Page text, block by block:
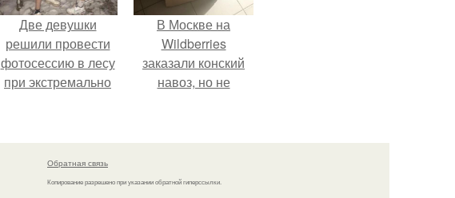
Две девушки
решили провести
фотосессию в лесу
при экстремально
достигавших - 35
градусов.
В Москве на
Wildberries
заказали конский
навоз, но не
Обратная связь
Копирование разрешено при указании обратной гиперссылки.